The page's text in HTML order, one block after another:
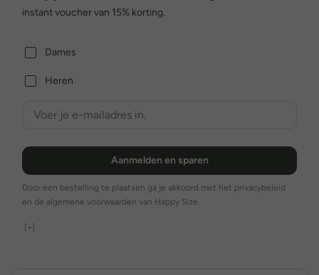
instant voucher van 15% korting.
Dames
Heren
Aanmelden en sparen
Door een bestelling te plaatsen ga je akkoord met het privacybeleid
en de algemene voorwaarden van Happy Size.
[+]